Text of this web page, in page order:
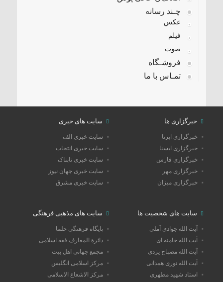
چـند رسانه
عکس
فیلم
صوت
فروشـگاه
تمـاس با ما
خبرگزاری ها
خبرگزاری ایرنا
خبرگزاری ایسنا
خبرگزاری فارس
خبرگزاری مهر
خبرگزاری میزان
سایت های خبری
سایت خبری الف
سایت خبری انتخاب
سایت خبری تابناک
سایت خبری جهان نیوز
سایت خبری مشرق
سایت های شخصیت ها
آیت الله جوادی آملی
آیت الله خامنه ای
آیت الله مصباح یزدی
آیت الله نوری همدانی
استاد شهید مطهری
سایت های مذهبی فرهنگی
پایگاه فرهنگی حلما
دائرة المعارف فقه اسلامی
مجمع جهانی اهل بیت
مرکز اسلامی انگلیس
مرکز الاشعاع الاسلامی